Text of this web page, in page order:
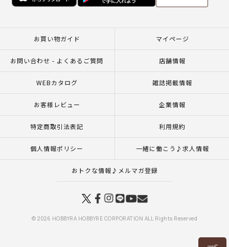
お買い物ガイド マイページ
お問い合わせ - よくあるご質問 店舗情報
WEBカタログ 雑誌掲載情報
お客様レビュー 企業情報
特定商取引法表記 利用規約
個人情報ポリシー 一緒に働こう♪求人情報
おトクな情報♪メルマガ登録
© 2026 HOBBYRA HOBBYRE CORPORATION ALL Rights Reserved